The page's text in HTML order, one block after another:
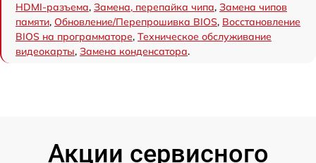
HDMI-разъема, Замена, перепайка чипа, Замена чипов
памяти, Обновление/Перепрошивка BIOS, Восстановление
BIOS на программаторе, Техническое обслуживание
видеокарты, Замена конденсатора.
Акции сервисного